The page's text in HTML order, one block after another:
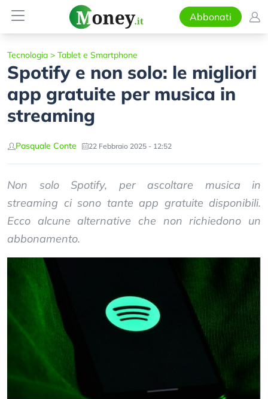
Abbonati
Tecnologia > Tablet e Smartphone
Spotify e non solo: le migliori
app gratuite per musica in
streaming
Pasquale Conte 22 Febbraio 2025 - 12:52
Non solo Spotify, per ascoltare musica in
streaming ci sono tante app gratuite disponibili.
Ecco alcune alternative che non richiedono un
abbonamento.